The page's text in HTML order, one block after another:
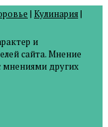
| Кулинария|
и
сайта. Мнение
мнениями других